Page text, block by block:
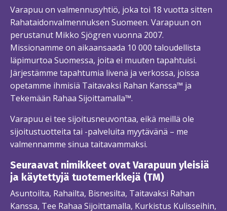
Varapuu on valmennusyhtiö, joka toi 18 vuotta sitten
Rahataidonvalmennuksen Suomeen. Varapuun on
perustanut Mikko Sjögren vuonna 2007.
Missionamme on aikaansaada 10 000 taloudellista
läpimurtoa Suomessa, joita ei muuten tapahtuisi.
Järjestämme tapahtumia livenä ja verkossa, joissa
opetamme ihmisiä Taitavaksi Rahan Kanssa™ ja
Tekemään Rahaa Sijoittamalla™.
Varapuu ei tee sijoitusneuvontaa, eikä meillä ole
sijoitustuotteita tai -palveluita myytävänä – me
valmennamme sinua taitavammaksi.
Seuraavat nimikkeet ovat Varapuun yleisiä
ja käytettyjä tuotemerkkejä (TM)
Asuntoilta, Rahailta, Bisnesilta, Taitavaksi Rahan
Kanssa, Tee Rahaa Sijoittamalla, Kurkistus Kulisseihin,